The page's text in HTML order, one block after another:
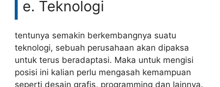
e. Teknologi
tentunya semakin berkembangnya suatu
teknologi, sebuah perusahaan akan dipaksa
untuk terus beradaptasi. Maka untuk mengisi
posisi ini kalian perlu mengasah kemampuan
seperti desain grafis, programming dan lainnya.